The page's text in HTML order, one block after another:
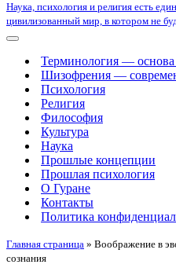
Наука, психология и религия есть
цивилизованный мир, в котором не
Меню
навигацииТерминология — основа
Шизофрения —
Психология
Религия
Философия
Культура
Наука
Прошлые концепции
Прошлая психология
О Гуране
Контакты
Политика
Главная страница » Воображение в
сознания